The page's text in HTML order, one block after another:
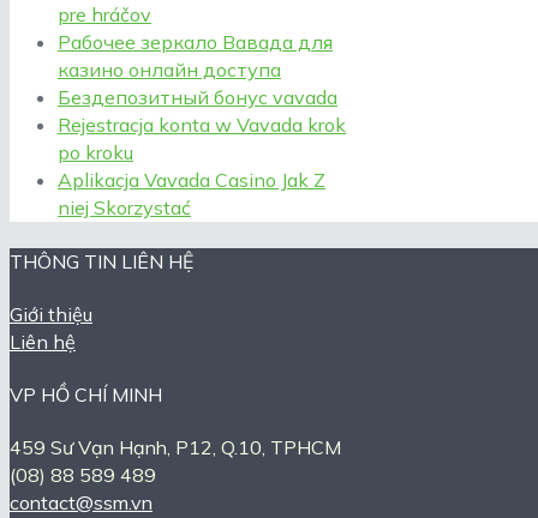
pre hráčov
Рабочее зеркало Вавада для
казино онлайн доступа
Бездепозитный бонус vavada
Rejestracja konta w Vavada krok
po kroku
Aplikacja Vavada Casino Jak Z
niej Skorzystać
THÔNG TIN LIÊN HỆ
Giới thiệu
Liên hệ
VP HỒ CHÍ MINH
459 Sư Vạn Hạnh, P12, Q.10, TPHCM
(08) 88 589 489
contact@ssm.vn